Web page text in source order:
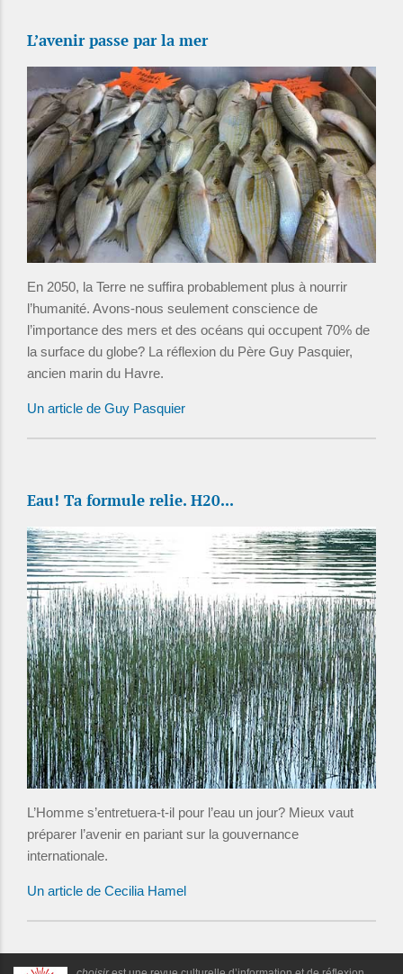
L’avenir passe par la mer
En 2050, la Terre ne suffira probablement plus à nourrir
l’humanité. Avons-nous seulement conscience de
l’importance des mers et des océans qui occupent 70% de
la surface du globe? La réflexion du Père Guy Pasquier,
ancien marin du Havre.
Un article de Guy Pasquier
Eau! Ta formule relie. H20...
L’Homme s’entretuera-t-il pour l’eau un jour? Mieux vaut
préparer l’avenir en pariant sur la gouvernance
internationale.
Un article de Cecilia Hamel